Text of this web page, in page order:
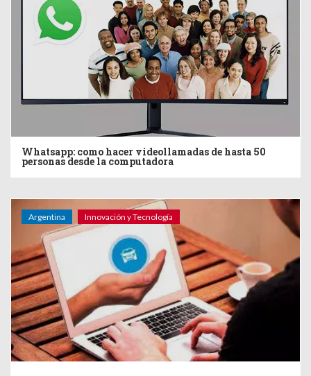
Whatsapp: como hacer videollamadas de hasta 50
personas desde la computadora
Argentina Innovación y Tecnología